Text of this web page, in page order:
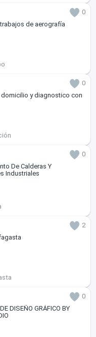
0
de aerografía
0
domicilio y diagnostico con
0
De Calderas Y
Industriales
2
0
DISEÑO GRÁFICO BY